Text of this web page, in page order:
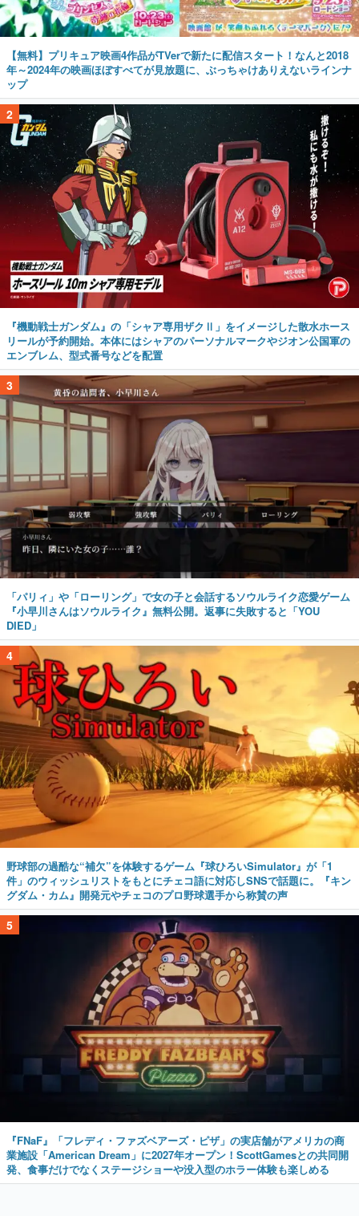
【無料】プリキュア映画4作品がTVerで新たに配信スタート！なんと2018
年～2024年の映画ほぼすべてが見放題に、ぶっちゃけありえないラインナ
ップ
2
『機動戦士ガンダム』の「シャア専用ザクⅡ」をイメージした散水ホース
リールが予約開始。本体にはシャアのパーソナルマークやジオン公国軍の
エンブレム、型式番号などを配置
3
「パリィ」や「ローリング」で女の子と会話するソウルライク恋愛ゲーム
『小早川さんはソウルライク』無料公開。返事に失敗すると「YOU
DIED」
4
野球部の過酷な“補欠”を体験するゲーム『球ひろいSimulator』が「1
件」のウィッシュリストをもとにチェコ語に対応しSNSで話題に。『キン
グダム・カム』開発元やチェコのプロ野球選手から称賛の声
5
『FNaF』「フレディ・ファズベアーズ・ピザ」の実店舗がアメリカの商
業施設「American Dream」に2027年オープン！ScottGamesとの共同開
発、食事だけでなくステージショーや没入型のホラー体験も楽しめる